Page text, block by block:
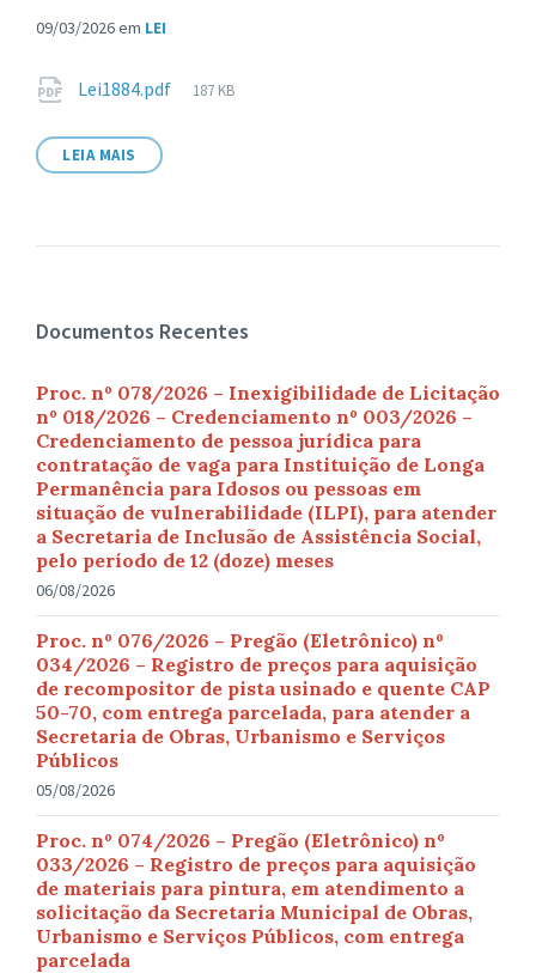
09/03/2026em LEI
Anexos
Lei1884.pdf
Tamanho
187 KB
LEIA MAIS
Documentos Recentes
Proc. nº 078/2026 – Inexigibilidade de Licitação
nº 018/2026 – Credenciamento nº 003/2026 –
Credenciamento de pessoa jurídica para
contratação de vaga para Instituição de Longa
Permanência para Idosos ou pessoas em
situação de vulnerabilidade (ILPI), para atender
a Secretaria de Inclusão de Assistência Social,
pelo período de 12 (doze) meses
06/08/2026
Proc. nº 076/2026 – Pregão (Eletrônico) nº
034/2026 – Registro de preços para aquisição
de recompositor de pista usinado e quente CAP
50-70, com entrega parcelada, para atender a
Secretaria de Obras, Urbanismo e Serviços
Públicos
05/08/2026
Proc. nº 074/2026 – Pregão (Eletrônico) nº
033/2026 – Registro de preços para aquisição
de materiais para pintura, em atendimento a
solicitação da Secretaria Municipal de Obras,
Urbanismo e Serviços Públicos, com entrega
parcelada